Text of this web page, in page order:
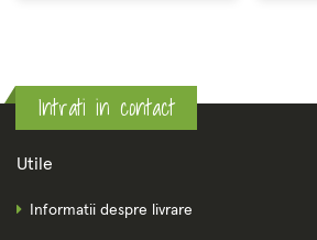
Intrati in contact
Utile
Informatii despre livrare